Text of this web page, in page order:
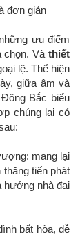
đơn giản
ưu điểm
chọn. Và thiết
lệ. Thể hiện
giữa âm và
Bắc biểu
chúng lại có
mang lại
tiến phát
hướng nhà đại
bất hòa, dễ